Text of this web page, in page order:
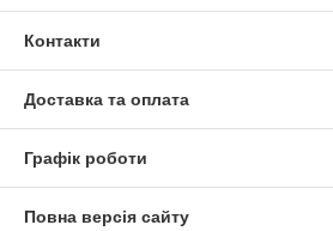
Контакти
Доставка та оплата
Графік роботи
Повна версія сайту